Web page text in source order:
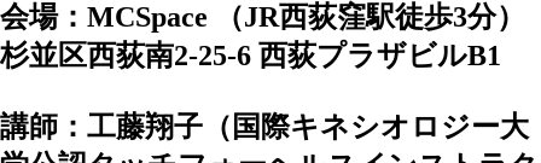
会場：MCSpace （JR西荻窪駅徒歩3分）
杉並区西荻南2-25-6 西荻プラザビルB1
講師：工藤翔子（国際キネシオロジー大